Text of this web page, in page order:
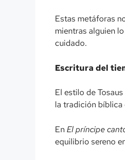
Estas metáforas
mientras alguien
cuidado.
Escritura del
El estilo de
la tradición bíblica
EnEl príncipe
equilibrio sereno